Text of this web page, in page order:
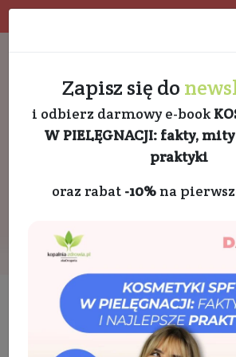
Zapisz się do
i odbierz darmowy e-book
W PIELĘGNACJI: fakty,
praktyki
oraz rabat -10%na